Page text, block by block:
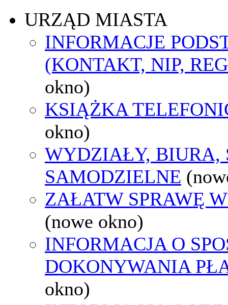
URZĄD MIASTA
INFORMACJE
(KONTAKT, NIP,
okno)
KSIĄŻKA
okno)
WYDZIAŁY, BIURA,
SAMODZIELNE
ZAŁATW SPRAWĘ
(nowe okno)
INFORMACJA O
DOKONYWANIA
okno)